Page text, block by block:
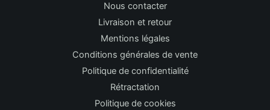
Nous contacter
Livraison et retour
Mentions légales
Conditions générales de vente
Politique de confidentialité
Rétractation
Politique de cookies